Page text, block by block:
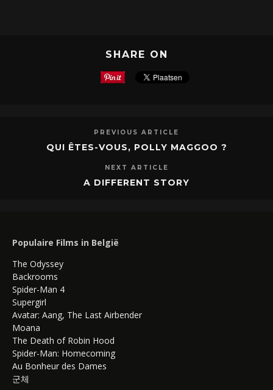
SHARE ON
PREVIOUS ARTICLE
QUI ÊTES-VOUS, POLLY MAGGOO ?
NEXT ARTICLE
A DIFFERENT STORY
Populaire Films in België
The Odyssey
Backrooms
Spider-Man 4
Supergirl
Avatar: Aang, The Last Airbender
Moana
The Death of Robin Hood
Spider-Man: Homecoming
Au Bonheur des Dames
군체